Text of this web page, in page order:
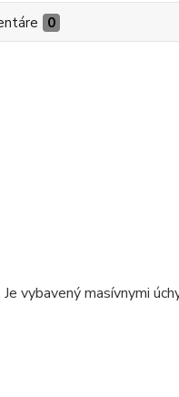
0
vybavený masívnymi